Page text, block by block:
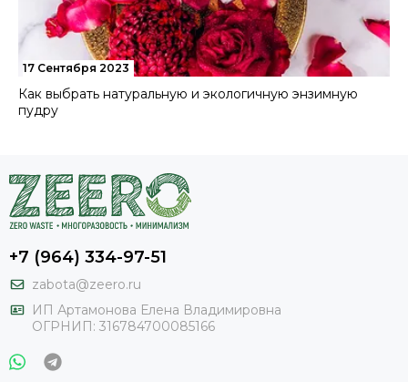
17 Сентября 2023
Как выбрать натуральную и экологичную энзимную
пудру
+7 (964) 334-97-51
zabota@zeero.ru
И П Артамонова Елена Владимировна
ОГРНИП: 316784700085166